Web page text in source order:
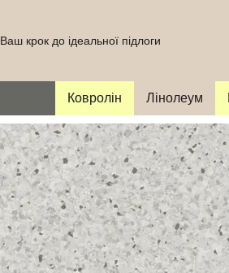
Ваш крок до ідеальної підлоги
Ковролін Лінолеум